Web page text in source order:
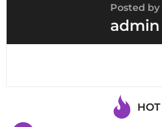
Posted by
admin
HOT